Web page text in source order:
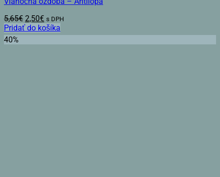
5,65€ Pôvodná
cena
bola:
5,65€.
2,50€Aktuálna
cena
je:
2,50€.
s DPH
Pridať do košíka
40%